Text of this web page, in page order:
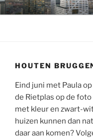
Ga
naarWELKOM
op de fotowebsite van
HOUTEN
Eind juni met Paula
de Rietplas op de
met kleur en zwart-
huizen kunnen dan
daar aan komen?